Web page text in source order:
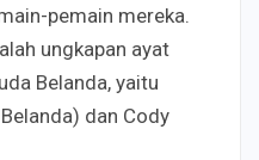
pemain mereka.
ungkapan ayat
Belanda, yaitu
dan Cody